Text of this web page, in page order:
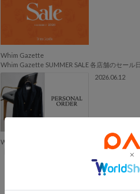
Whim Gazette
Whim Gazette SUMMER SALE 各店舗のセール
2026.06.12
Whim Gazette
【INFORMATION】ジャケット パーソナルオー